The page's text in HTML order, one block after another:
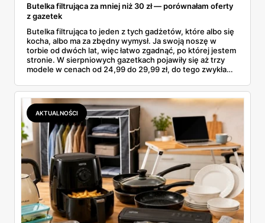
Butelka filtrująca za mniej niż 30 zł — porównałam oferty
z gazetek
Butelka filtrująca to jeden z tych gadżetów, które albo się
kocha, albo ma za zbędny wymysł. Ja swoją noszę w
torbie od dwóch lat, więc łatwo zgadnąć, po której jestem
stronie. W sierpniowych gazetkach pojawiły się aż trzy
modele w cenach od 24,99 do 29,99 zł, do tego zwykła
wszystkie oferty i policzyłam, kiedy taki zakup faktycznie
się opłaca.
AKTUALNOŚCI